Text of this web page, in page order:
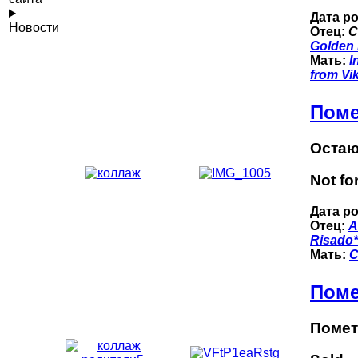
Новости
Дата
Отец:
Golden
Мать:
from
Not
Дата
Отец:
Мать: